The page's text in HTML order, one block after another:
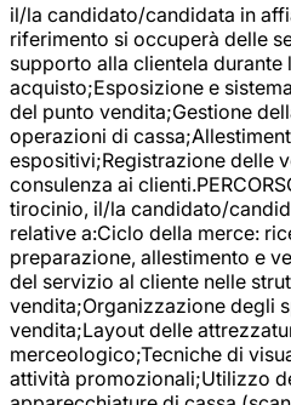
il/la candidato/candidata in
riferimento si occuperà delle
supporto alla clientela durante
acquisto;Esposizione e
del punto vendita;Gestione
operazioni di
espositivi;Registrazione delle
consulenza ai
tirocinio, il/la candidato/
relative a:Ciclo della merce:
preparazione, allestimento e
del servizio al cliente nelle
vendita;Organizzazione degli
vendita;Layout delle
merceologico;Tecniche di
attività promozionali;Utilizzo